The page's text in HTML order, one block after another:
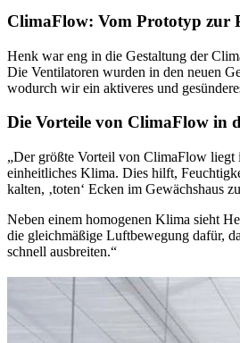
ClimaFlow: Vom Prototyp zur
Henk war eng in die Gestaltung der
Die Ventilatoren wurden in den neuen
wodurch wir ein aktiveres und
Die Vorteile von ClimaFlow in
„Der größte Vorteil von ClimaFlow liegt
einheitliches Klima. Dies hilft,
kalten, ‚toten‘ Ecken im Gewächshaus
Neben einem homogenen Klima sieht
die gleichmäßige Luftbewegung dafür,
schnell ausbreiten.“